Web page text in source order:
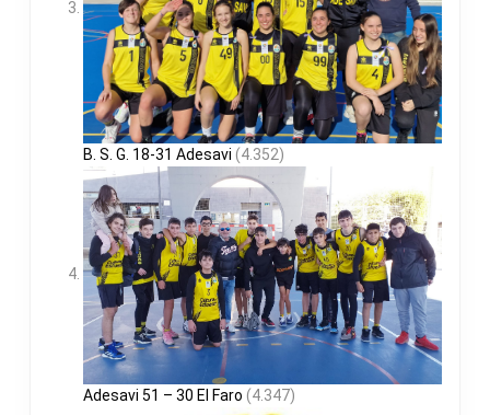
B. S. G. 18-31 Adesavi (4.352)
Adesavi 51 – 30 El Faro (4.347)